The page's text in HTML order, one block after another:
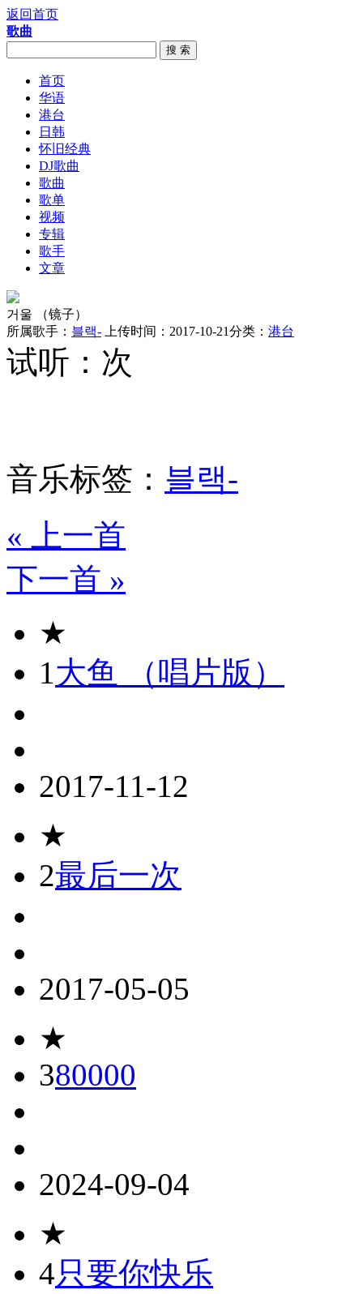
返回首页
歌曲
搜 索
首页
华语
港台
日韩
怀旧经典
DJ歌曲
歌曲
歌单
视频
专辑
歌手
文章
거울 （镜子）
所属歌手： 블랙- 上传时间：2017-10-21分类： 港台
试听： 次
音乐标签： 블랙-
« 上一首
下一首 »
★
1大鱼 （唱片版）
2017-11-12
★
2最后一次
2017-05-05
★
380000
2024-09-04
★
4只要你快乐